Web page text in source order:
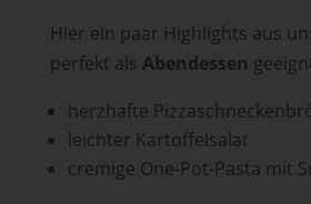
Hier ein paar Highlights aus
perfekt als Abendessen
herzhafte
leichter Kartoffelsalat
cremige One-Pot-Pasta mit